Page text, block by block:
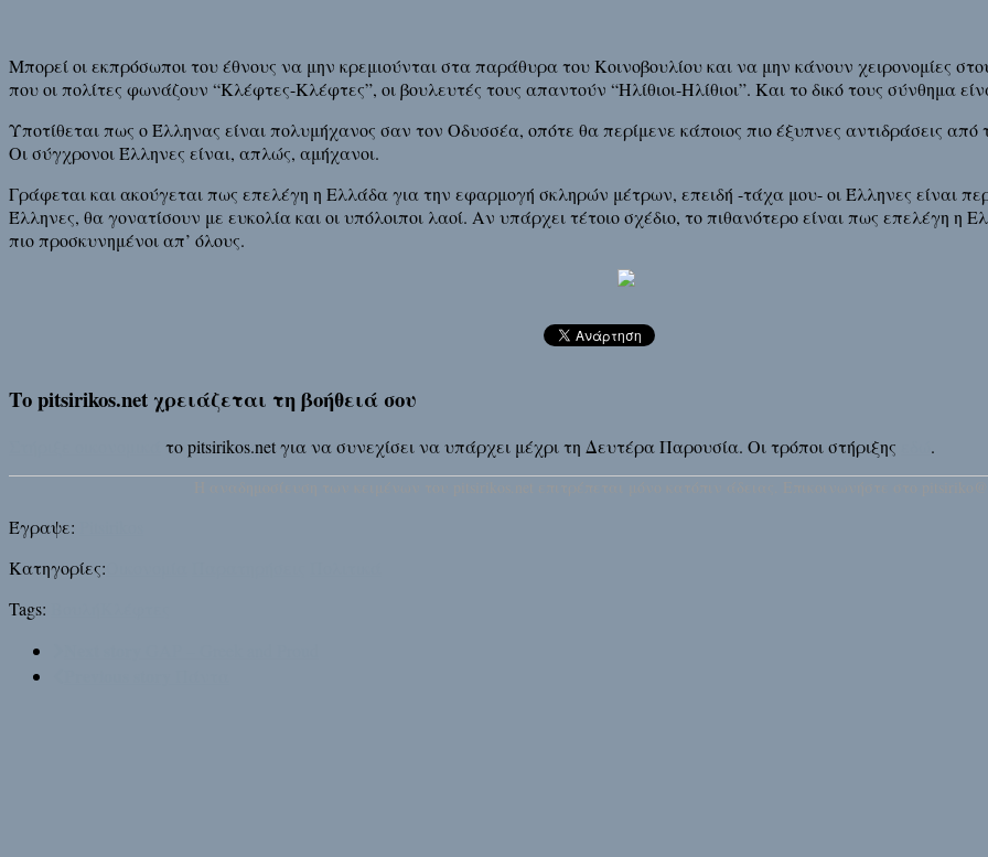
Μπορεί οι εκπρόσωποι του έθνους να μην κρεμιούνται στα παράθυρα του Κοινοβουλίου και να μην κάνουν χειρονομίες
που οι πολίτες φωνάζουν “Κλέφτες-Κλέφτες”, οι βουλευτές τους απαντούν “Ηλίθιοι-Ηλίθιοι”. Και το δικό τους σύνθημα
Υποτίθεται πως ο Έλληνας είναι πολυμήχανος σαν τον Οδυσσέα, οπότε θα περίμενε κάποιος πιο έξυπνες αντιδράσεις από
Οι σύγχρονοι Έλληνες είναι, απλώς, αμήχανοι.
Γράφεται και ακούγεται πως επελέγη η Ελλάδα για την εφαρμογή σκληρών μέτρων, επειδή -τάχα μου- οι Έλληνες είναι
Έλληνες, θα γονατίσουν με ευκολία και οι υπόλοιποι λαοί. Αν υπάρχει τέτοιο σχέδιο, το πιθανότερο είναι πως επελέγη η
πιο προσκυνημένοι απ’ όλους.
Το pitsirikos.net χρειάζεται τη βοήθειά σου
το pitsirikos.net για να συνεχίσει να υπάρχει μέχρι τη Δευτέρα Παρουσία. Οι τρόποι στήριξης .
Έγραψε:
Κατηγορίες:
Tags: